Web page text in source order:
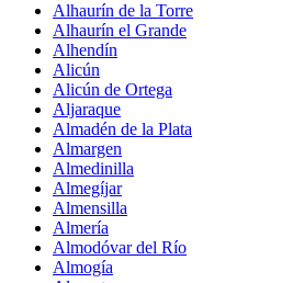
Alhaurín de la Torre
Alhaurín el Grande
Alhendín
Alicún
Alicún de Ortega
Aljaraque
Almadén de la Plata
Almargen
Almedinilla
Almegíjar
Almensilla
Almería
Almodóvar del Río
Almogía